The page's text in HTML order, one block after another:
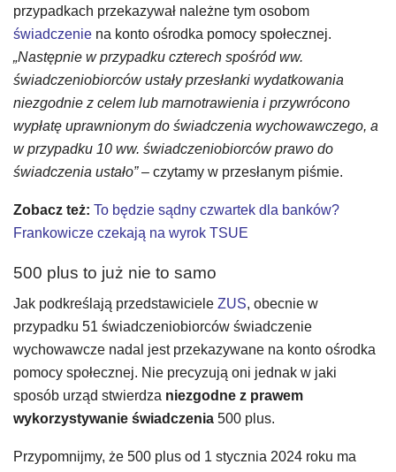
przypadkach przekazywał należne tym osobom
świadczenie na konto ośrodka pomocy społecznej.
„Następnie w przypadku czterech spośród ww.
świadczeniobiorców ustały przesłanki wydatkowania
niezgodnie z celem lub marnotrawienia i przywrócono
wypłatę uprawnionym do świadczenia wychowawczego, a
w przypadku 10 ww. świadczeniobiorców prawo do
świadczenia ustało”– czytamy w przesłanym piśmie.
Zobacz też: To będzie sądny czwartek dla banków?
Frankowicze czekają na wyrok TSUE
500 plus to już nie to samo
Jak podkreślają przedstawiciele ZUS, obecnie w
przypadku 51 świadczeniobiorców świadczenie
wychowawcze nadal jest przekazywane na konto ośrodka
pomocy społecznej. Nie precyzują oni jednak w jaki
sposób urząd stwierdza niezgodne z prawem
wykorzystywanie świadczenia 500 plus.
Przypomnijmy, że 500 plus od 1 stycznia 2024 roku ma